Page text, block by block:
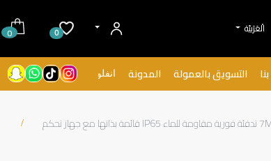
الْعَرَبيّة 0
0
التسويق بالعمولة المدونة انفلونسرز
دفايه طوليه: 7MD Infrared Electric Heater 1500W تدفئة فورية مقاومة للماء IP65 قائمة بذاتها مع جهاز تحكم